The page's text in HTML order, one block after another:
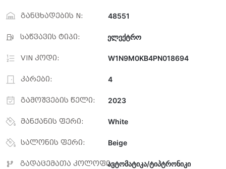
განცხადების N: 48551
საწვავის ტიპი: ელექტრო
VIN კოდი: W1N9M0KB4PN018694
კარები: 4
გამოშვების წელი: 2023
მანქანის ფერი: White
სალონის ფერი: Beige
გადაცემათა კოლოფი:ავტომატიკა/ტიპტრონიკი